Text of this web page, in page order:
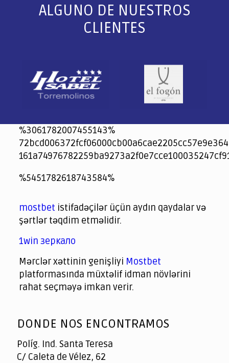
ALGUNO DE NUESTROS
CLIENTES
%3061782007455143%
jeetcity
1xbet
jeet city casino
%5451782618743584%
spintiger
Avabet
Spinrise
Crown Green
Crowngreen casino login
슈가 러쉬1000 슬롯
crazy time casino online
1xcasinozambia.com
codingworldnews.com
parimatch.kr
winorio
winorio casino
winorio
mostbet istifadəçilər üçün aydın qaydalar və
şərtlər təqdim etməlidir.
1win зеркало
Mərclər xəttinin genişliyi Mostbet
platformasında müxtəlif idman növlərini
rahat seçməyə imkan verir.
of
DONDE NOS ENCONTRAMOS
Políg. Ind. Santa Teresa
C/ Caleta de Vélez, 62